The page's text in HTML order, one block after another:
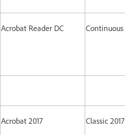
Acrobat Reader DC Continuous
Acrobat 2017 Classic 2017